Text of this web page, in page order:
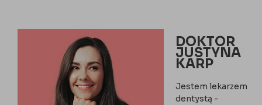
DOKTOR
JUSTYNA
KARP
Jestem lekarzem
dentystą -